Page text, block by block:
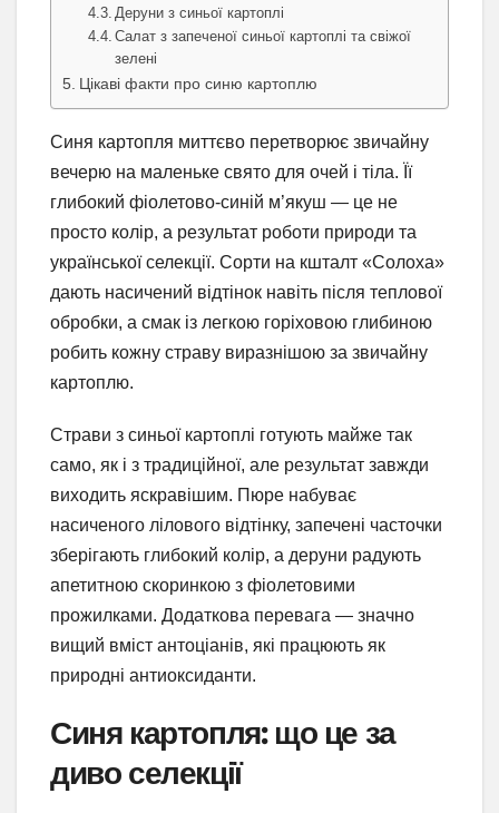
Деруни з синьої картоплі
Салат з запеченої синьої картоплі та свіжої
зелені
Цікаві факти про синю картоплю
Синя картопля миттєво перетворює звичайну
вечерю на маленьке свято для очей і тіла. Її
глибокий фіолетово-синій м’якуш — це не
просто колір, а результат роботи природи та
української селекції. Сорти на кшталт «Солоха»
дають насичений відтінок навіть після теплової
обробки, а смак із легкою горіховою глибиною
робить кожну страву виразнішою за звичайну
картоплю.
Страви з синьої картоплі готують майже так
само, як і з традиційної, але результат завжди
виходить яскравішим. Пюре набуває
насиченого лілового відтінку, запечені часточки
зберігають глибокий колір, а деруни радують
апетитною скоринкою з фіолетовими
прожилками. Додаткова перевага — значно
вищий вміст антоціанів, які працюють як
природні антиоксиданти.
Синя картопля: що це за
диво селекції